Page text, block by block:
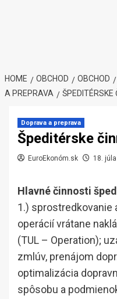
HOME OBCHOD OBCHOD
A PREPRAVA
ŠPEDITÉRSKE
Doprava a preprava
Špeditérske
EuroEkonóm.sk 18.
Hlavné činnosti
1.) sprostredkovanie
operácií vrátane
(TUL – Operation);
zmlúv, prenájom
optimalizácia
spôsobu a